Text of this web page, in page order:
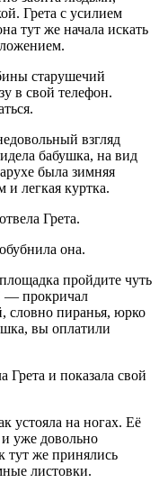
Грета с усилием
тут же начала искать
старушечий
в свой телефон.
взгляд
бабушка, на вид
была зимняя
легкая куртка.
Грета.
она.
пройдите чуть
— прокричал
словно пиранья, юрко
вы оплатили
и показала свой
устояла на ногах. Её
уже довольно
тут же принялись
листовки.